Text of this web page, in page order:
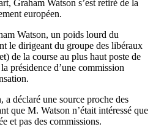
Graham Watson s’est retiré de la
européen.
Watson, un poids lourd du
le dirigeant du groupe des libéraux
de la course au plus haut poste de
présidence d’une commission
déclaré une source proche des
que M. Watson n’était intéressé que
et pas des commissions.